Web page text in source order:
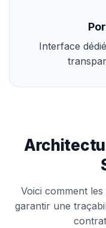
Interface
Voici comment
garantir une